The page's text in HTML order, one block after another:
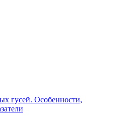
гусей. Особенности,